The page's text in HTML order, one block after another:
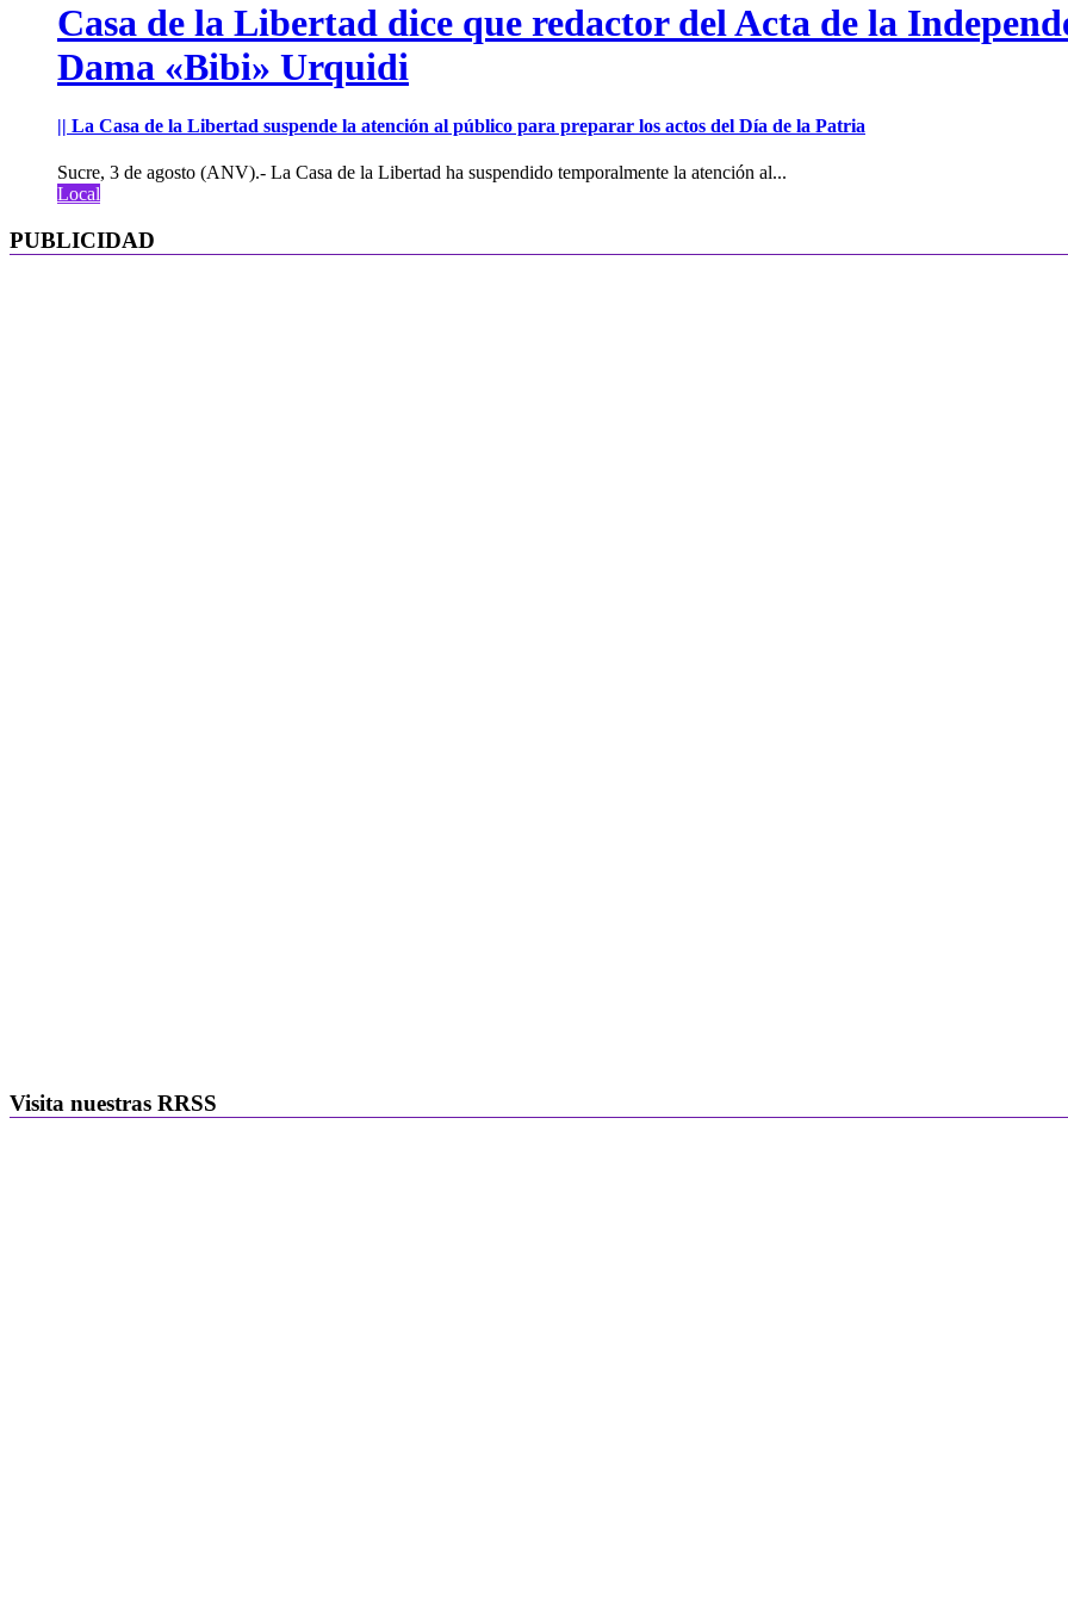
Casa de la Libertad dice que redactor del Acta de la
Dama «Bibi» Urquidi
|| La Casa de la Libertad suspende la atención al público para preparar los actos del Día de la Patria
Sucre, 3 de agosto (ANV).- La Casa de la Libertad ha suspendido temporalmente la atención al...
Local
PUBLICIDAD
Visita nuestras RRSS